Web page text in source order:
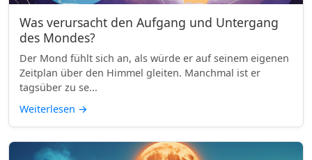
Was verursacht den Aufgang und Untergang
des Mondes?
Der Mond fühlt sich an, als würde er auf seinem eigenen
Zeitplan über den Himmel gleiten. Manchmal ist er
tagsüber zu se...
Weiterlesen →